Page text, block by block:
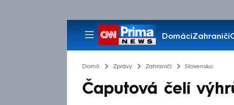
DomácíZahraničí
Pořady
Domů Zprávy Zahraničí Slovensko
Čaputová čelí